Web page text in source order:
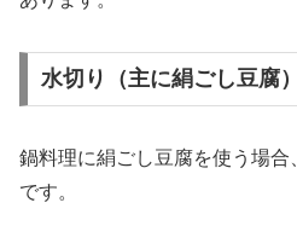
水切り（主に絹ごし豆腐）
鍋料理に絹ごし豆腐を使う場
です。